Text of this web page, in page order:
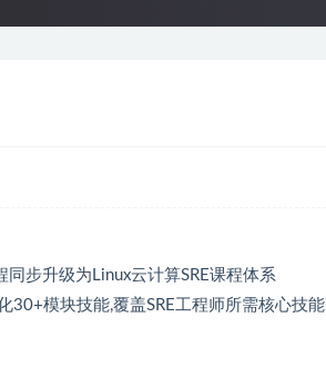
步升级为Linux云计算SRE课程体系
30+模块技能,覆盖SRE工程师所需核心技能